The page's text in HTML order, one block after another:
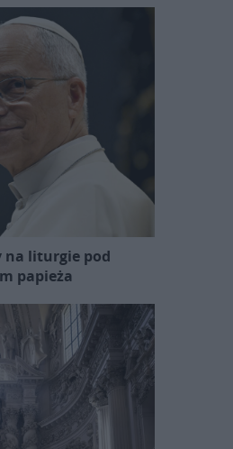
na liturgie pod
papieża